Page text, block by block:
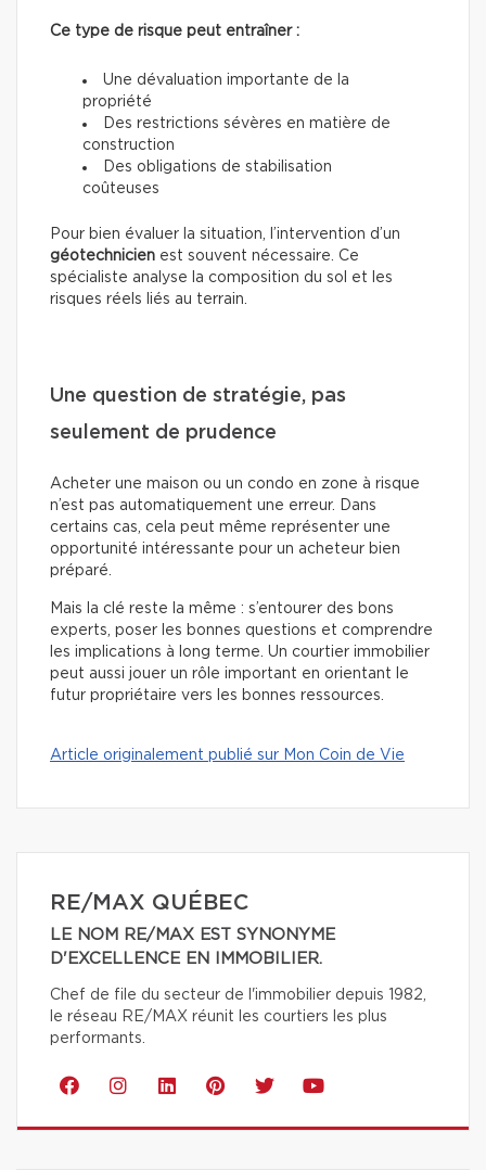
Ce type de risque peut entraîner :
Une dévaluation importante de la
propriété
Des restrictions sévères en matière de
construction
Des obligations de stabilisation
coûteuses
Pour bien évaluer la situation, l’intervention d’un
géotechnicien est souvent nécessaire. Ce
spécialiste analyse la composition du sol et les
risques réels liés au terrain.
Une question de stratégie, pas
seulement de prudence
Acheter une maison ou un condo en zone à risque
n’est pas automatiquement une erreur. Dans
certains cas, cela peut même représenter une
opportunité intéressante pour un acheteur bien
préparé.
Mais la clé reste la même : s’entourer des bons
experts, poser les bonnes questions et comprendre
les implications à long terme. Un courtier immobilier
peut aussi jouer un rôle important en orientant le
futur propriétaire vers les bonnes ressources.
Article originalement publié sur Mon Coin de Vie
RE/MAX QUÉBEC
LE NOM RE/MAX EST SYNONYME
D'EXCELLENCE EN IMMOBILIER.
Chef de file du secteur de l'immobilier depuis 1982,
le réseau RE/MAX réunit les courtiers les plus
performants.